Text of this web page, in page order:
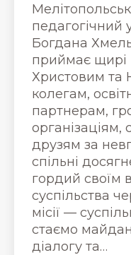
педагогічний
Богдана
приймає щирі
Христовим та
колегам,
партнерам,
організаціям,
друзям за
спільні
гордий своїм
суспільства
місії —
стаємо
діалогу та…